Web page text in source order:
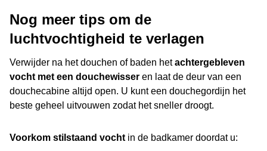
Nog meer tips om de
luchtvochtigheid te verlagen
Verwijder na het douchen of baden hetachtergebleven
vocht met een douchewisser en laat de deur van een
douchecabine altijd open. U kunt een douchegordijn het
beste geheel uitvouwen zodat het sneller droogt.
Voorkom stilstaand vocht in de badkamer doordat u: